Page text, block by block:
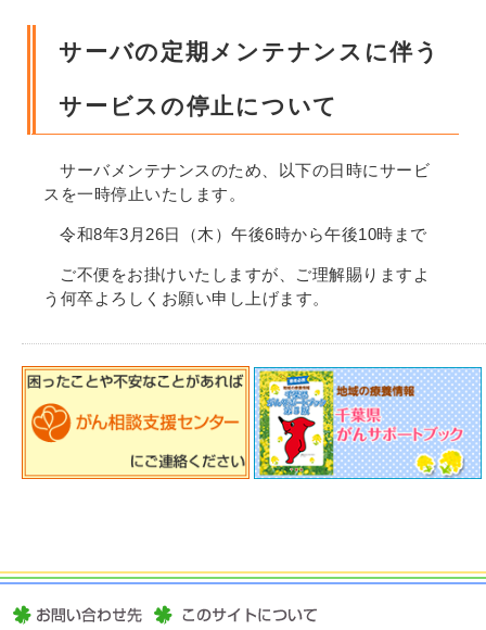
サーバの定期メンテナンスに伴う
サービスの停止について
サーバメンテナンスのため、以下の日時にサービ
スを一時停止いたします。
令和8年3月26日（木）午後6時から午後10時まで
ご不便をお掛けいたしますが、ご理解賜りますよ
う何卒よろしくお願い申し上げます。